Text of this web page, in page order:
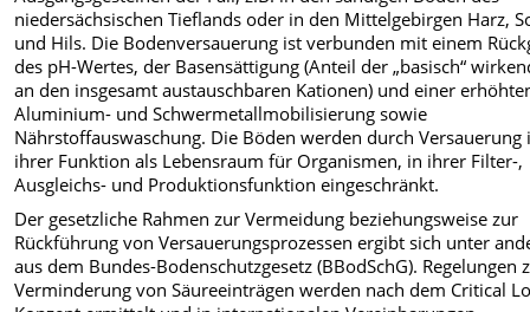
niedersächsischen Tieflands oder in den Mittelgebirgen Harz,
und Hils. Die Bodenversauerung ist verbunden mit einem
des pH-Wertes, der Basensättigung (Anteil der „basisch“
an den insgesamt austauschbaren Kationen) und einer
Aluminium- und Schwermetallmobilisierung sowie
Nährstoffauswaschung. Die Böden werden durch Versauerung
ihrer Funktion als Lebensraum für Organismen, in ihrer Filter-,
Ausgleichs- und Produktionsfunktion eingeschränkt.
Der gesetzliche Rahmen zur Vermeidung beziehungsweise zur
Rückführung von Versauerungsprozessen ergibt sich unter
aus dem Bundes-Bodenschutzgesetz (BBodSchG). Regelungen
Verminderung von Säureeinträgen werden nach dem Critical